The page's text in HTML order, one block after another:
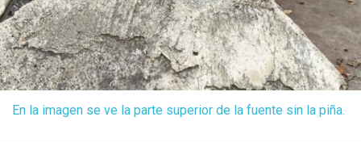
En la imagen se ve la parte superior de la fuente sin la piña.